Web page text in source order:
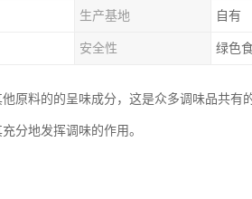
生产基地 自有
安全性 绿色
原料的的呈味成分，这是众多调味品共有
分地发挥调味的作用。